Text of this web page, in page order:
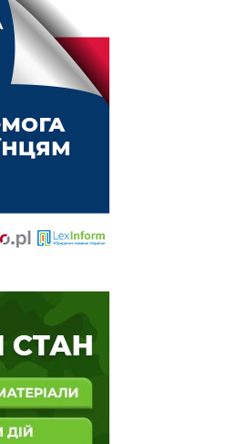
має рідний брат –
Артем Нагаєвський. Як
теща удочерила Нелю
якої виявилася
народного депутата. Вона
тещі.
та квартиру в Києві.
тещиним автомобілем